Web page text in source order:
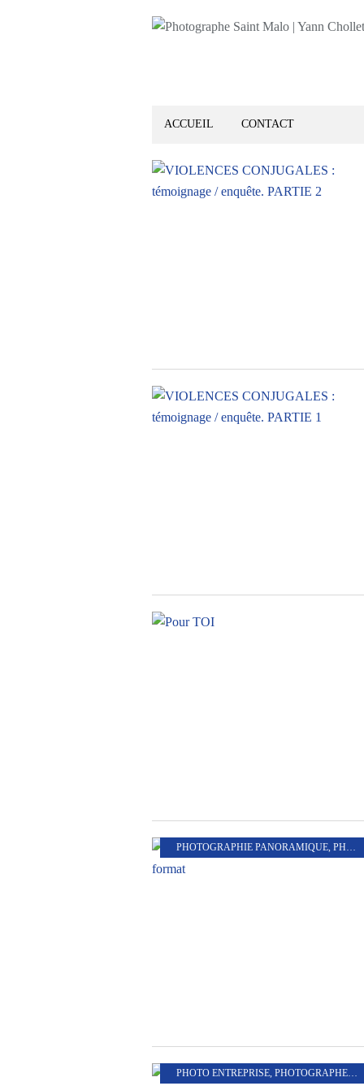
ACCUEIL CONTACT
PHOTOGRAPHIE PANORAMIQUE, PHOTOGRAPHE
PHOTO ENTREPRISE, PHOTOGRAPHE PROFESSIONNEL